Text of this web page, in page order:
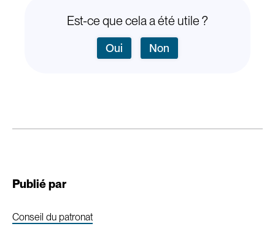
Est-ce que cela a été utile ?
Oui Non
Publié par
Conseil du patronat